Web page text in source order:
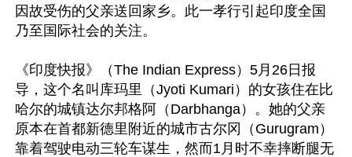
因故受伤的父亲送回家乡。此一孝行引起印度全国
乃至国际社会的关注。
《印度快报》（The Indian Express）5月26日报
导，这个名叫库玛里（Jyoti Kumari）的女孩住在比
哈尔的城镇达尔邦格阿（Darbhanga）。她的父亲
原本在首都新德里附近的城市古尔冈（Gurugram）
靠着驾驶电动三轮车谋生，然而1月时不幸摔断腿无